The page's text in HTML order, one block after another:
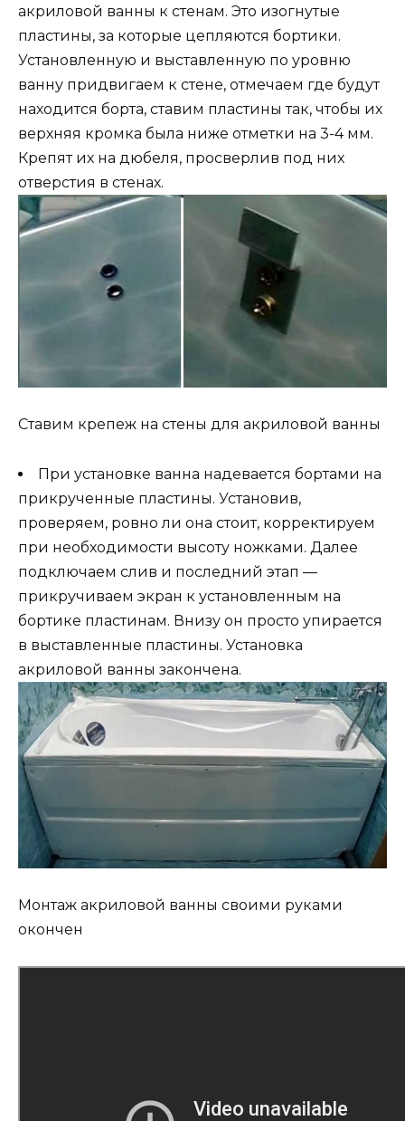
акриловой ванны к стенам. Это изогнутые
пластины, за которые цепляются бортики.
Установленную и выставленную по уровню
ванну придвигаем к стене, отмечаем где будут
находится борта, ставим пластины так, чтобы их
верхняя кромка была ниже отметки на 3-4 мм.
Крепят их на дюбеля, просверлив под них
отверстия в стенах.
Ставим крепеж на стены для акриловой ванны
При установке ванна надевается бортами на
прикрученные пластины. Установив,
проверяем, ровно ли она стоит, корректируем
при необходимости высоту ножками. Далее
подключаем слив и последний этап —
прикручиваем экран к установленным на
бортике пластинам. Внизу он просто упирается
в выставленные пластины. Установка
акриловой ванны закончена.
Монтаж акриловой ванны своими руками
окончен